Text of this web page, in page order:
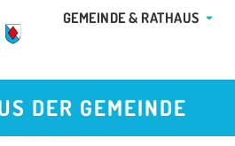
GEMEINDE & RATHAUS
DER GEMEINDE